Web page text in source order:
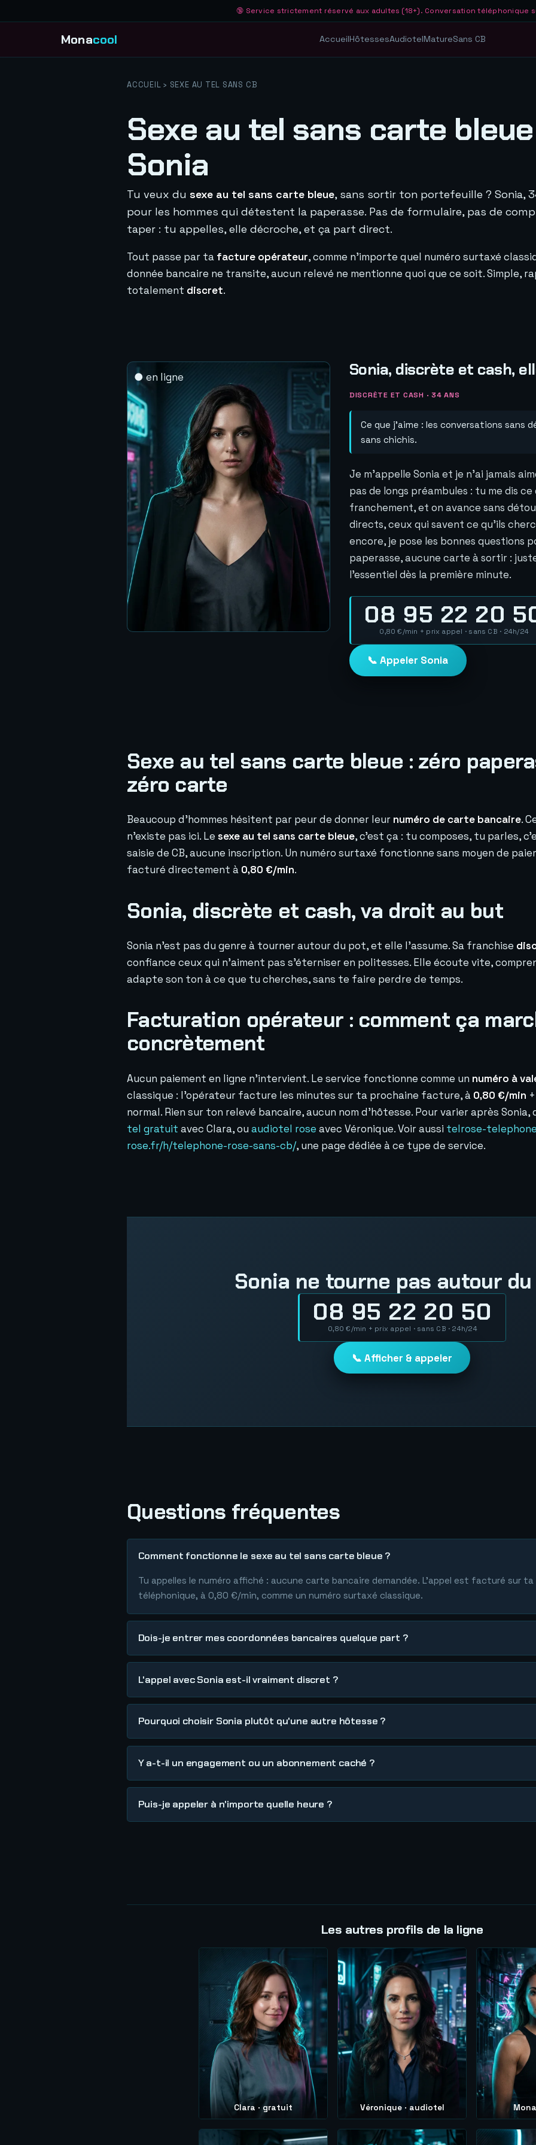
🔞 Service strictement réservé aux adultes (18+). Conversation téléphonique
Monacool AccueilHôtessesAudiotelMatureSans CB
ACCUEIL › SEXE AU TEL SANS CB
Sexe au tel sans carte
Sonia
Tu veux du sexe au tel sans carte bleue, sans sortir ton portefeuille ? Sonia,
pour les hommes qui détestent la paperasse. Pas de formulaire, pas de
taper : tu appelles, elle décroche, et ça part direct.
Tout passe par ta facture opérateur, comme n'importe quel numéro surtaxé
donnée bancaire ne transite, aucun relevé ne mentionne quoi que ce soit. Simple,
totalement discret.
● en ligne Sonia, discrète et cash,
DISCRÈTE ET CASH · 34 ANS
Ce que j'aime : les conversations sans
sans chichis.
Je m'appelle Sonia et je n'ai jamais
pas de longs préambules : tu me dis
franchement, et on avance sans
directs, ceux qui savent ce qu'ils
encore, je pose les bonnes questions
paperasse, aucune carte à sortir :
l'essentiel dès la première minute.
08 95 22 20
0,80 €/min + prix appel · sans CB · 24h/24
📞 Appeler Sonia
Sexe au tel sans carte bleue : zéro
zéro carte
Beaucoup d'hommes hésitent par peur de donner leur numéro de carte bancaire.
n'existe pas ici. Le sexe au tel sans carte bleue, c'est ça : tu composes, tu parles,
saisie de CB, aucune inscription. Un numéro surtaxé fonctionne sans moyen de
facturé directement à 0,80 €/min.
Sonia, discrète et cash, va droit au but
Sonia n'est pas du genre à tourner autour du pot, et elle l'assume. Sa franchise
confiance ceux qui n'aiment pas s'éterniser en politesses. Elle écoute vite,
adapte son ton à ce que tu cherches, sans te faire perdre de temps.
Facturation opérateur : comment ça
concrètement
Aucun paiement en ligne n'intervient. Le service fonctionne comme un numéro à
classique : l'opérateur facture les minutes sur ta prochaine facture, à 0,80 €/min
normal. Rien sur ton relevé bancaire, aucun nom d'hôtesse. Pour varier après Sonia,
tel gratuit avec Clara, ou audiotel rose avec Véronique. Voir aussi telrose-
rose.fr/h/telephone-rose-sans-cb/, une page dédiée à ce type de service.
Sonia ne tourne pas autour
08 95 22 20 50
0,80 €/min + prix appel · sans CB · 24h/24
📞 Afficher & appeler
Questions fréquentes
Comment fonctionne le sexe au tel sans carte bleue ?
Tu appelles le numéro affiché : aucune carte bancaire demandée. L'appel est facturé sur
téléphonique, à 0,80 €/min, comme un numéro surtaxé classique.
Dois-je entrer mes coordonnées bancaires quelque part ?
L'appel avec Sonia est-il vraiment discret ?
Pourquoi choisir Sonia plutôt qu'une autre hôtesse ?
Y a-t-il un engagement ou un abonnement caché ?
Puis-je appeler à n'importe quelle heure ?
Les autres profils de la ligne
Clara · gratuit Véronique · audiotel